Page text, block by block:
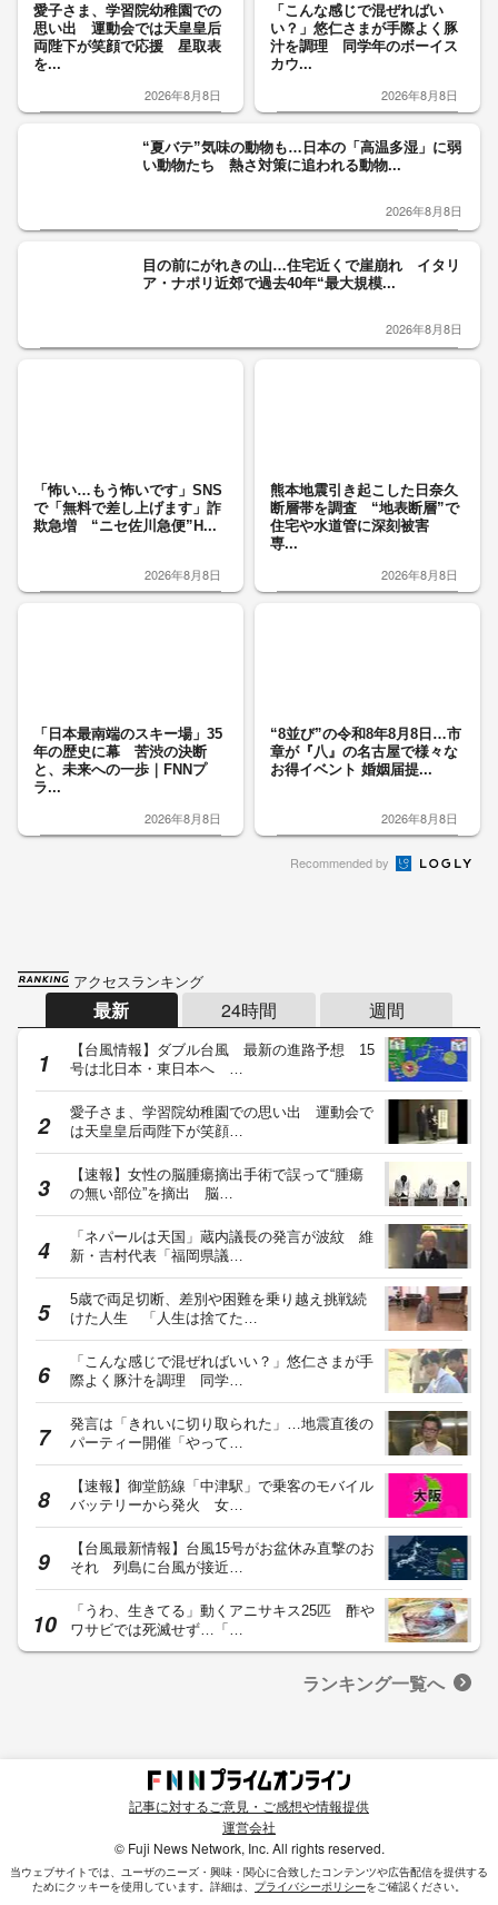
愛子さま、学習院幼稚園での
思い出 運動会では天皇皇后
両陛下が笑顔で応援 星取表
を...
2026年8月8日
「こんな感じで混ぜればい
い？」悠仁さまが手際よく豚
汁を調理 同学年のボーイス
カウ...
2026年8月8日
“夏バテ”気味の動物も…日本の「高温多湿」に弱
い動物たち 熱さ対策に追われる動物...
2026年8月8日
目の前にがれきの山…住宅近くで崖崩れ イタリ
ア・ナポリ近郊で過去40年“最大規模...
2026年8月8日
「怖い…もう怖いです」SNS
で「無料で差し上げます」詐
欺急増 “ニセ佐川急便”H...
2026年8月8日
熊本地震引き起こした日奈久
断層帯を調査 “地表断層”で
住宅や水道管に深刻被害
専...
2026年8月8日
「日本最南端のスキー場」35
年の歴史に幕 苦渋の決断
と、未来への一歩｜FNNプ
ラ...
2026年8月8日
“8並び”の令和8年8月8日…市
章が『八』の名古屋で様々な
お得イベント 婚姻届提...
2026年8月8日
Recommended by
アクセスランキング
最新 24時間 週間
【台風情報】ダブル台風 最新の進路予想 15
号は北日本・東日本へ …
愛子さま、学習院幼稚園での思い出 運動会で
は天皇皇后両陛下が笑顔…
【速報】女性の脳腫瘍摘出手術で誤って“腫瘍
の無い部位”を摘出 脳…
「ネパールは天国」蔵内議長の発言が波紋 維
新・吉村代表「福岡県議…
5歳で両足切断、差別や困難を乗り越え挑戦続
けた人生 「人生は捨てた…
「こんな感じで混ぜればいい？」悠仁さまが手
際よく豚汁を調理 同学…
発言は「きれいに切り取られた」…地震直後の
パーティー開催「やって…
【速報】御堂筋線「中津駅」で乗客のモバイル
バッテリーから発火 女…
【台風最新情報】台風15号がお盆休み直撃のお
それ 列島に台風が接近…
「うわ、生きてる」動くアニサキス25匹 酢や
ワサビでは死滅せず…「…
ランキング一覧へ
記事に対するご意見・ご感想や情報提供
運営会社
© Fuji News Network, Inc. All rights reserved.
当ウェブサイトでは、ユーザのニーズ・興味・関⼼に合致したコンテンツや広告配信を提供する
ためにクッキーを使⽤しています。詳細は、 プライバシーポリシーをご確認ください。